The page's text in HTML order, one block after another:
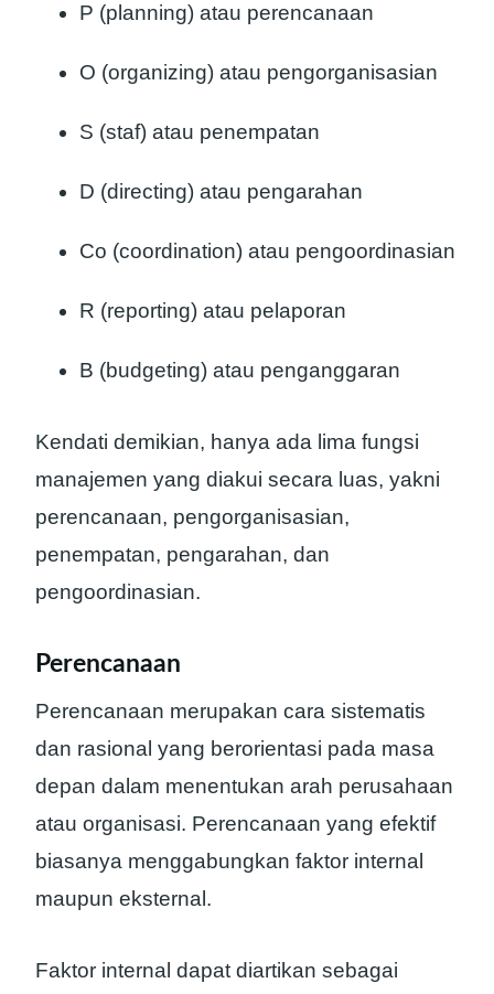
P (planning) atau perencanaan
O (organizing) atau pengorganisasian
S (staf) atau penempatan
D (directing) atau pengarahan
Co (coordination) atau pengoordinasian
R (reporting) atau pelaporan
B (budgeting) atau penganggaran
Kendati demikian, hanya ada lima fungsi
manajemen yang diakui secara luas, yakni
perencanaan, pengorganisasian,
penempatan, pengarahan, dan
pengoordinasian.
Perencanaan
Perencanaan merupakan cara sistematis
dan rasional yang berorientasi pada masa
depan dalam menentukan arah perusahaan
atau organisasi. Perencanaan yang efektif
biasanya menggabungkan faktor internal
maupun eksternal.
Faktor internal dapat diartikan sebagai